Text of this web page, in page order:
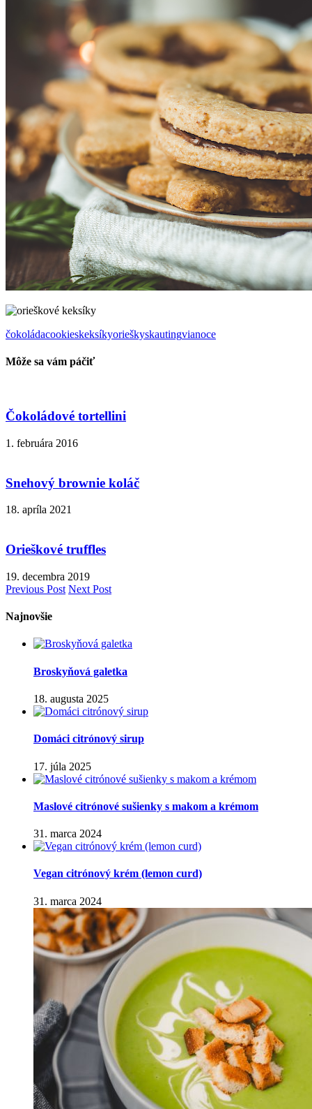
čokoládacookieskeksíkyorieškyskautingvianoce
Môže sa vám páčiť
Čokoládové tortellini
1. februára 2016
Snehový brownie koláč
18. apríla 2021
Orieškové truffles
19. decembra 2019
Previous Post Next Post
Najnovšie
Broskyňová galetka
18. augusta 2025
Domáci citrónový sirup
17. júla 2025
Maslové citrónové sušienky s makom a krémom
31. marca 2024
Vegan citrónový krém (lemon curd)
31. marca 2024